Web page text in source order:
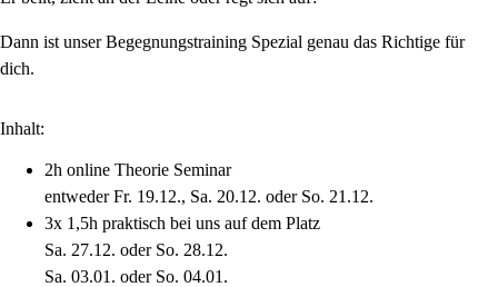
Dann ist unser Begegnungstraining Spezial genau das Richtige für
dich.
Inhalt:
2h online Theorie Seminar
entweder Fr. 19.12., Sa. 20.12. oder So. 21.12.
3x 1,5h praktisch bei uns auf dem Platz
Sa. 27.12. oder So. 28.12.
Sa. 03.01. oder So. 04.01.